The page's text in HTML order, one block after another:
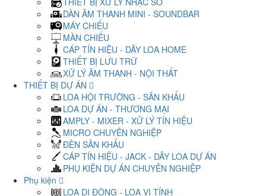
DÀN ÂM THANH MINI - SOUNDBAR
MÁY CHIẾU
MÀN CHIẾU
CÁP TÍN HIỆU - DÂY LOA HOME
THIẾT BỊ LƯU TRỮ
XỬ LÝ ÂM THANH - NỘI THẤT
THIẾT BỊ DỰ ÁN
LOA HỘI TRƯỜNG - SÂN KHẤU
LOA DỰ ÁN - THƯƠNG MẠI
AMPLY - MIXER - XỬ LÝ TÍN HIỆU
MICRO CHUYÊN NGHIỆP
ĐÈN SÂN KHẤU
CÁP TÍN HIỆU - JACK - DÂY LOA DỰ ÁN
PHỤ KIỆN DỰ ÁN CHUYÊN NGHIỆP
Phụ kiện
LOA DI ĐỘNG - LOA VI TÍNH